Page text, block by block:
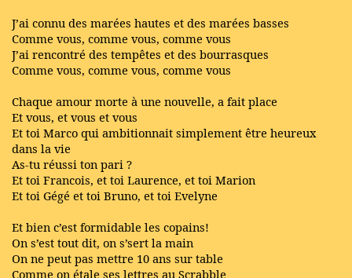
J’ai connu des marées hautes et des marées basses
Comme vous, comme vous, comme vous
J’ai rencontré des tempêtes et des bourrasques
Comme vous, comme vous, comme vous
Chaque amour morte à une nouvelle, a fait place
Et vous, et vous et vous
Et toi Marco qui ambitionnait simplement être heureux
dans la vie
As-tu réussi ton pari ?
Et toi Francois, et toi Laurence, et toi Marion
Et toi Gégé et toi Bruno, et toi Evelyne
Et bien c’est formidable les copains!
On s’est tout dit, on s’sert la main
On ne peut pas mettre 10 ans sur table
Comme on étale ses lettres au Scrabble